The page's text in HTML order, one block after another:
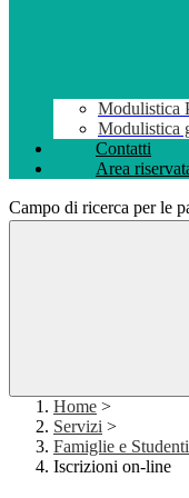
Modulistica
Modulistica
Contatti
Area
Campo di ricerca per le
Home >
Servizi >
Famiglie e Studenti
Iscrizioni on-line